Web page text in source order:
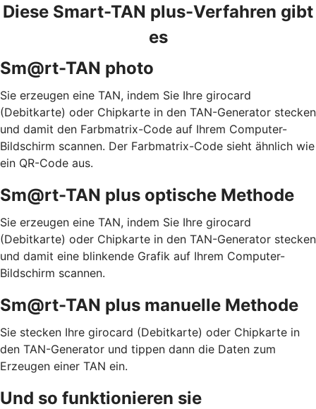
Diese Smart-TAN plus-Verfahren gibt
es
Sm@rt-TAN photo
Sie erzeugen eine TAN, indem Sie Ihre girocard
(Debitkarte) oder Chipkarte in den TAN-Generator stecken
und damit den Farbmatrix-Code auf Ihrem Computer-
Bildschirm scannen. Der Farbmatrix-Code sieht ähnlich wie
ein QR-Code aus.
Sm@rt-TAN plus optische Methode
Sie erzeugen eine TAN, indem Sie Ihre girocard
(Debitkarte) oder Chipkarte in den TAN-Generator stecken
und damit eine blinkende Grafik auf Ihrem Computer-
Bildschirm scannen.
Sm@rt-TAN plus manuelle Methode
Sie stecken Ihre girocard (Debitkarte) oder Chipkarte in
den TAN-Generator und tippen dann die Daten zum
Erzeugen einer TAN ein.
Und so funktionieren sie